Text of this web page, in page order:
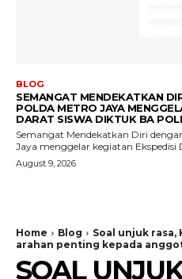
BLOG
SEMANGAT MENDEKATKAN
POLDA METRO JAYA
DARAT SISWA DIKTUK BA
Semangat Mendekatkan Diri
Jaya menggelar kegiatan Ekspedisi
August 9, 2026